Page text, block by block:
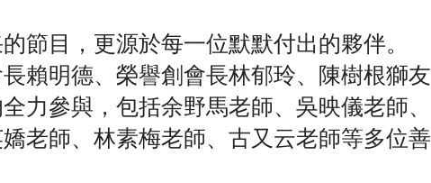
節目，更源於每一位默默付出的夥伴。
賴明德、榮譽創會長林郁玲、陳樹根獅友
力參與，包括余野馬老師、吳映儀老師、
老師、林素梅老師、古又云老師等多位善